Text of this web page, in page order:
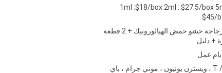
1ml :$18/box 2ml : $27.5/box
$45/
1 زجاجة حشو حمض الهيالورونيك + 2 قطعة
+ دليل
T / T ، ويسترن يونيون ، موني جرام ، باي